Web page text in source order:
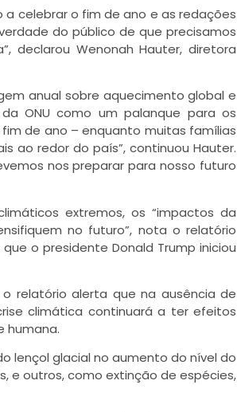
celebrar o fim de ano e as redações
do público de que precisamos
declarou Wenonah Hauter, diretora
anual sobre aquecimento global e
ONU como um palanque para os
de ano – enquanto muitas famílias
ao redor do país”, continuou Hauter.
nos preparar para nosso futuro
extremos, os “impactos da
no futuro”, nota o relatório
o presidente Donald Trump iniciou
relatório alerta que na ausência de
climática continuará a ter efeitos
humana.
lençol glacial no aumento do nível do
e outros, como extinção de espécies,